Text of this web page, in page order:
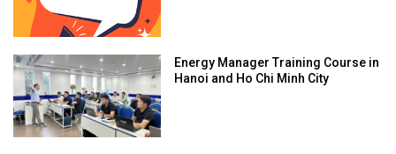
Energy Manager Training Course in
Hanoi and Ho Chi Minh City